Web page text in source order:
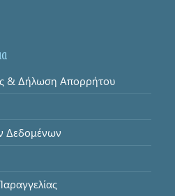
& Δήλωση Απορρήτου
Δεδομένων